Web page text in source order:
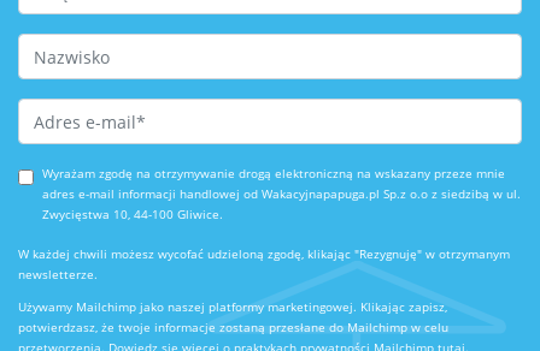
Last Name
Email Address *
Wyrażam zgodę na otrzymywanie drogą elektroniczną na wskazany przeze mnie
adres e-mail informacji handlowej od Wakacyjnapapuga.pl Sp.z o.o z siedzibą w ul.
Zwycięstwa 10, 44-100 Gliwice.
W każdej chwili możesz wycofać udzieloną zgodę, klikając "Rezygnuję" w otrzymanym
newsletterze.
Używamy Mailchimp jako naszej platformy marketingowej. Klikając zapisz,
potwierdzasz, że twoje informacje zostaną przesłane do Mailchimp w celu
przetworzenia. Dowiedz się więcej o praktykach prywatności Mailchimp tutaj.